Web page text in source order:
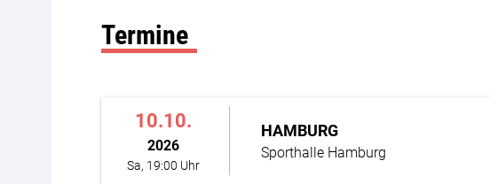
bis heute mehr als 3 Mio. Dollar, um insbesondere jungen
zu helfen und mit der Kraft der Musik auf der Findung ihres
Termine
10.10.
2026
Sa, 19:00 Uhr
HAMBURG
Sporthalle Hamburg